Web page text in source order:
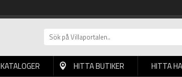
KATALOGER HITTA BUTIKER HITTA